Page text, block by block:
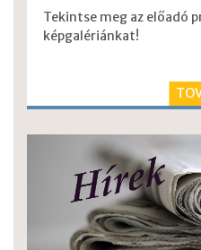
Tekintse meg az előadó
képgalériánkat!